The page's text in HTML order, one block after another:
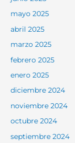
mayo 2025
abril 2025
marzo 2025
febrero 2025
enero 2025
diciembre 2024
noviembre 2024
octubre 2024
septiembre 2024